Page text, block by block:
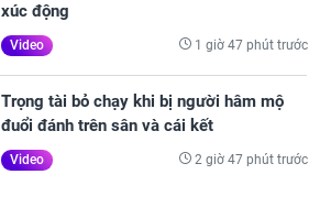
xúc động
Video 1 giờ 47 phút trước
Trọng tài bỏ chạy khi bị người hâm mộ
đuổi đánh trên sân và cái kết
Video 2 giờ 47 phút trước